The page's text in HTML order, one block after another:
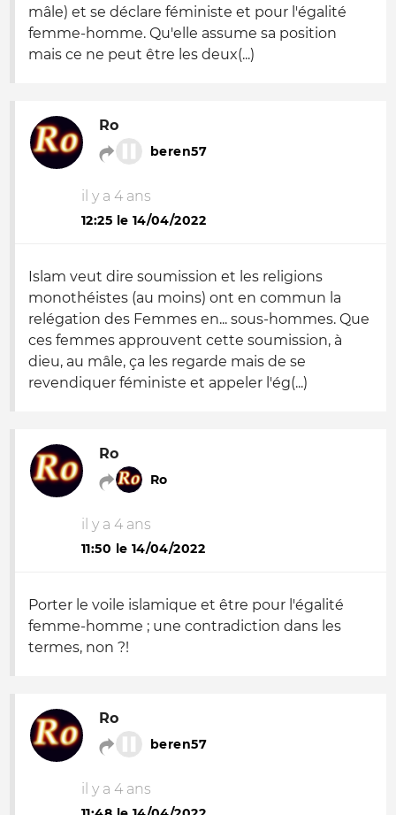
mâle) et se déclare féministe et pour l'égalité
femme-homme. Qu'elle assume sa position
mais ce ne peut être les deux(...)
Ro
beren57
il y a 4 ans
12:25 le 14/04/2022
Islam veut dire soumission et les religions
monothéistes (au moins) ont en commun la
relégation des Femmes en... sous-hommes. Que
ces femmes approuvent cette soumission, à
dieu, au mâle, ça les regarde mais de se
revendiquer féministe et appeler l'ég(...)
Ro
Ro
il y a 4 ans
11:50 le 14/04/2022
Porter le voile islamique et être pour l'égalité
femme-homme ; une contradiction dans les
termes, non ?!
Ro
beren57
il y a 4 ans